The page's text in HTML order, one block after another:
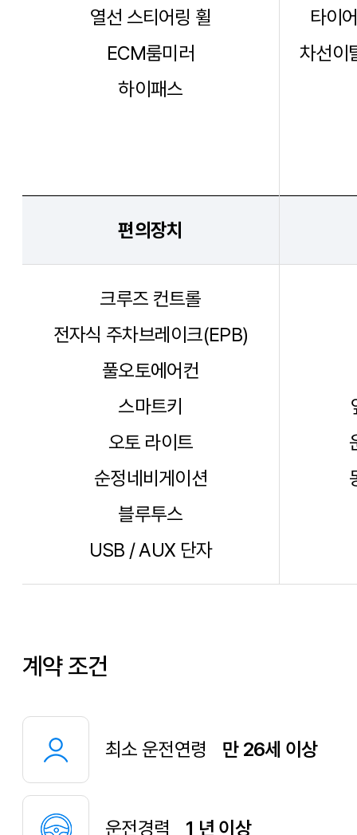
열선 스티어링 휠
ECM룸미러
하이패스
타이
차선이
편의장치
크루즈 컨트롤
전자식 주차브레이크(EPB)
풀오토에어컨
스마트키
오토 라이트
순정네비게이션
블루투스
USB / AUX 단자
계약 조건
최소 운전연령 만 26세 이상
운전경력 1 년 이상